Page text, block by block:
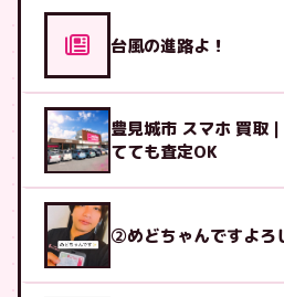
台風の進路よ！
豊見城市 スマホ 買取
てても査定OK
②めどちゃんですよろ